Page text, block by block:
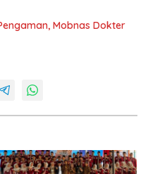
Mobnas Dokter